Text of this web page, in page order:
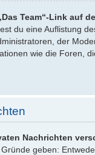
Team“-Link auf
du eine Auflistung
der
wie die Foren,
Nachrichten
geben: